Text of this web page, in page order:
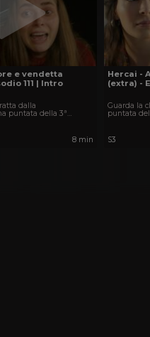
e vendetta
111 | Intro
dalla
puntata della 3ª
8 min
Hercai -
(extra) -
Guarda la
puntata
S3